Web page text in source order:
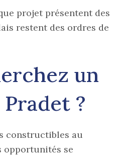
projet présentent des
restent des ordres de
un
?
constructibles au
opportunités se